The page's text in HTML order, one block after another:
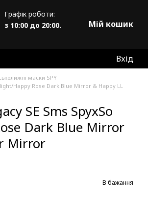
Графік роботи:
з 10:00 до 20:00.
Мій кошик
Вхід
маски SPY
Happy Rose Dark Blue Mirror & Happy LL
SE Sms SpyxSo
Dark Blue Mirror
Mirror
В бажання